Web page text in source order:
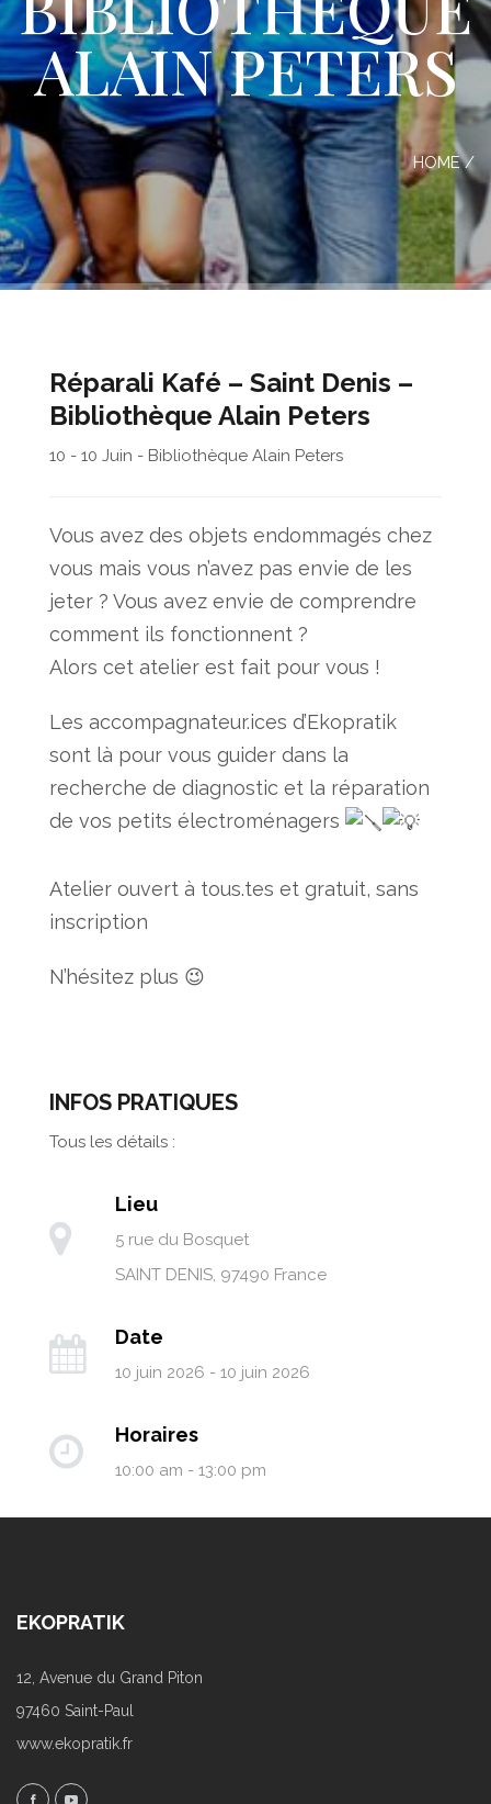
ALAIN PETERS
HOME/
Réparali Kafé – Saint Denis –
Bibliothèque Alain Peters
10 - 10 Juin - Bibliothèque Alain Peters
Vous avez des objets endommagés chez
vous mais vous n’avez pas envie de les
jeter ? Vous avez envie de comprendre
comment ils fonctionnent ?
Alors cet atelier est fait pour vous !
Les accompagnateur.ices d’Ekopratik
sont là pour vous guider dans la
recherche de diagnostic et la réparation
de vos petits électroménagers
Atelier ouvert à tous.tes et gratuit, sans
inscription
N’hésitez plus 😉
INFOS PRATIQUES
Tous les détails :
Lieu
5 rue du Bosquet
SAINT DENIS, 97490 France
Date
10 juin 2026 - 10 juin 2026
Horaires
10:00 am - 13:00 pm
EKOPRATIK
12, Avenue du Grand Piton
97460 Saint-Paul
www.ekopratik.fr